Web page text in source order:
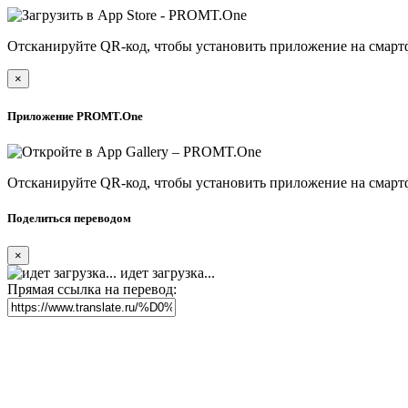
Отсканируйте QR-код, чтобы установить приложение на
×
Приложение PROMT.One
Отсканируйте QR-код, чтобы установить приложение на
Поделиться переводом
×
идет загрузка...
Прямая ссылка на перевод: